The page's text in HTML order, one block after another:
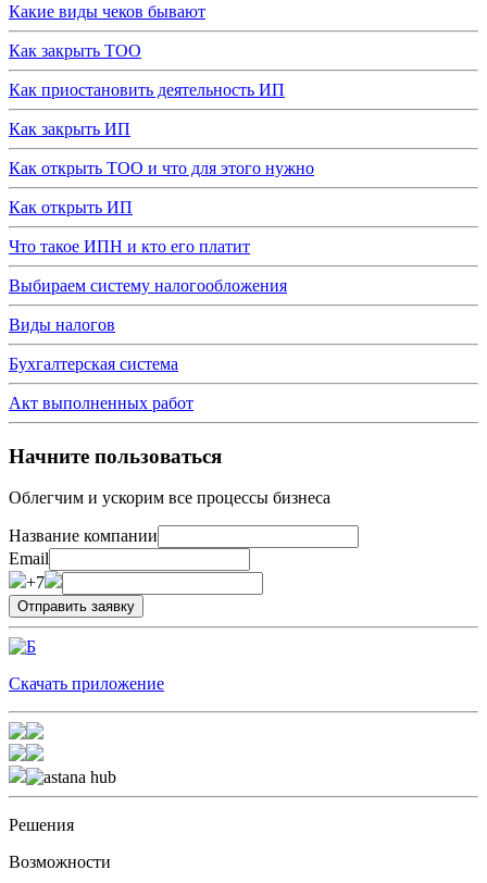
Какие виды чеков бывают
Как закрыть ТОО
Как приостановить деятельность ИП
Как закрыть ИП
Как открыть ТОО и что для этого нужно
Как открыть ИП
Что такое ИПН и кто его платит
Выбираем систему налогообложения
Виды налогов
Бухгалтерская система
Акт выполненных работ
Начните пользоваться
Облегчим и ускорим все процессы бизнеса
Название компании
Email
+7
Скачать приложение
Решения
Возможности